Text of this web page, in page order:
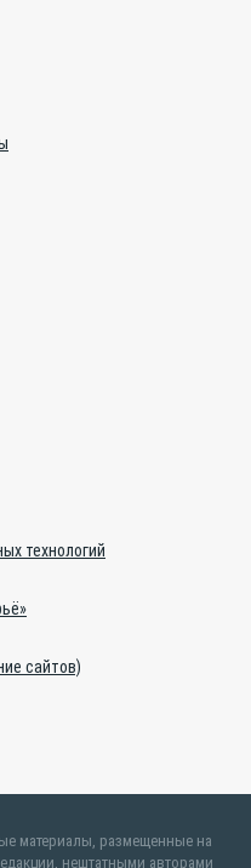
технологий
сайтов)
материалы, размещенные на
нештатными авторами